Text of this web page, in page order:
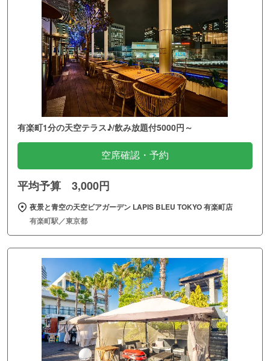
有楽町1分の天空テラス♪/飲み放題付5000円～
空席確認・予約
平均予算 3,000円
夜景と青空の天空ビアガーデン LAPIS BLEU TOKYO 有楽町店
有楽町駅／東京都